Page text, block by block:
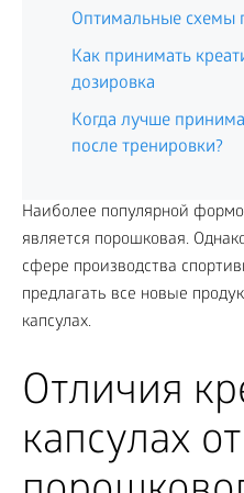
Оптимальные схемы
Как принимать
дозировка
Когда лучше
после тренировки?
Наиболее популярной
является порошковая.
сфере производства
предлагать все новые
капсулах.
Отличия
капсулах от